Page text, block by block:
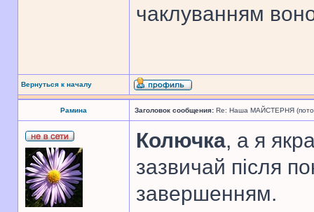
чаклуванням
Вернуться к началу
Рамина Заголовок сообщения: Re: Наша МАЙСТЕРНЯ
Колючка, а я
зазвичай після
завершенням.